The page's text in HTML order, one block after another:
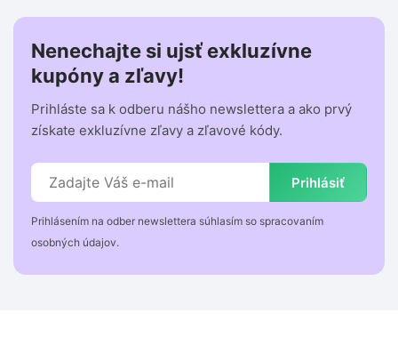
Nenechajte si ujsť exkluzívne
kupóny a zľavy!
Prihláste sa k odberu nášho newslettera a ako prvý
získate exkluzívne zľavy a zľavové kódy.
Prihlásiť
Prihlásením na odber newslettera súhlasím so spracovaním
osobných údajov.